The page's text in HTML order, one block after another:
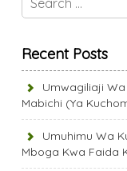
Recent Posts
Umwagiliaji
Mabichi (Ya
Umuhimu Wa
Mboga Kwa Faida